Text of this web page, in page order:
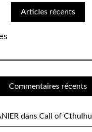
Articles récents
Commentaires récents
dans Call of Cthulhu